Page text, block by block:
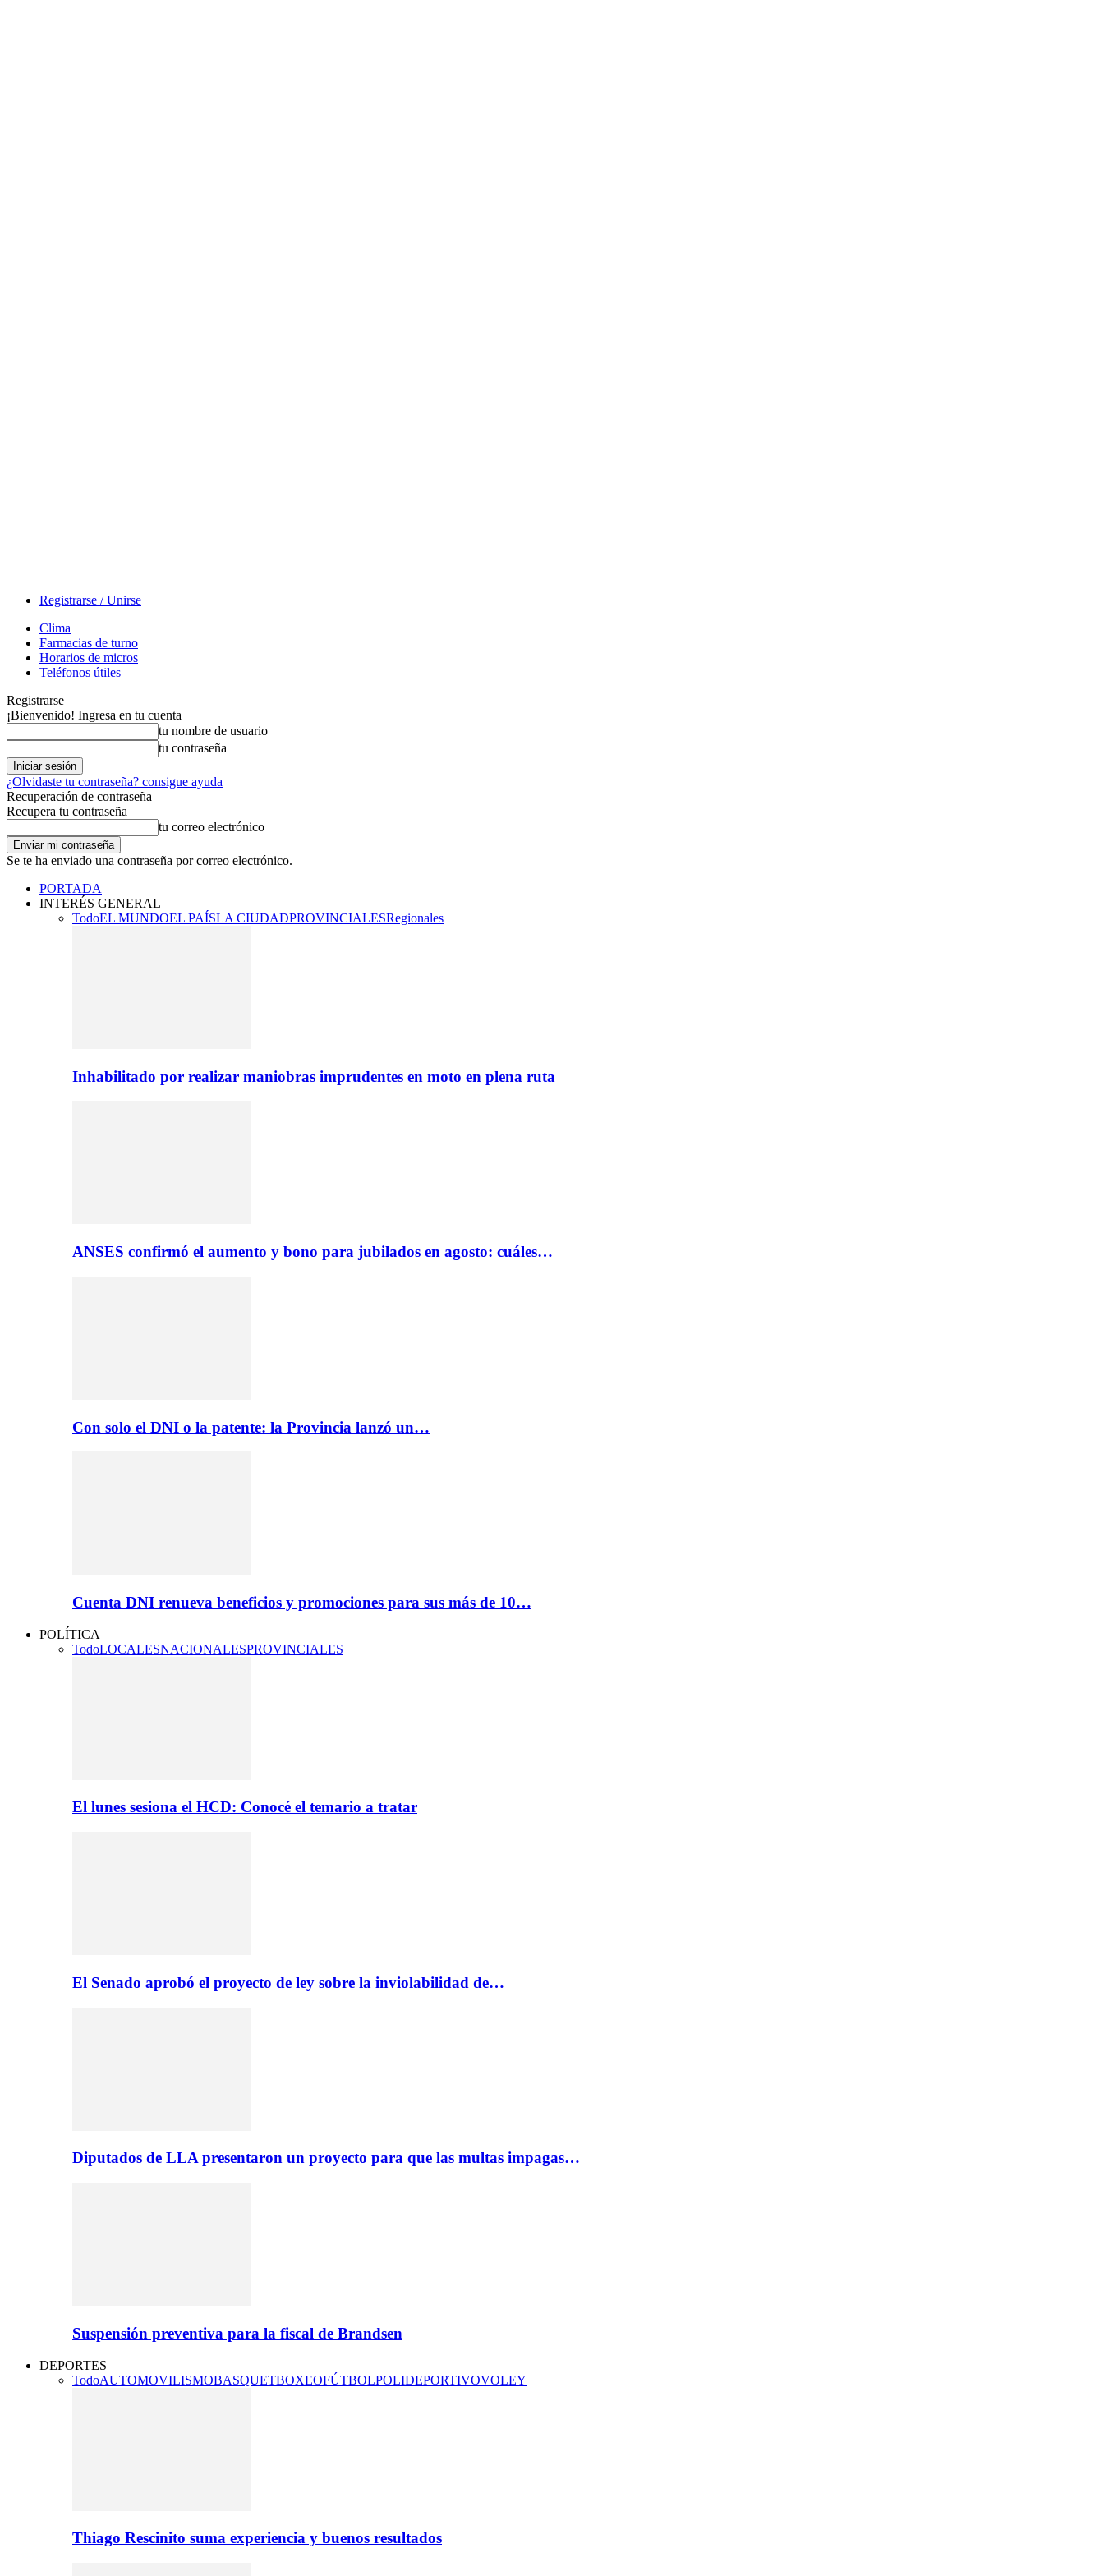
Registrarse / Unirse
Clima
Farmacias de turno
Horarios de micros
Teléfonos útiles
Registrarse
¡Bienvenido! Ingresa en tu cuenta
tu nombre de usuario
tu contraseña
¿Olvidaste tu contraseña? consigue ayuda
Recuperación de contraseña
Recupera tu contraseña
tu correo electrónico
Se te ha enviado una contraseña por correo electrónico.
PORTADA
INTERÉS GENERAL
TodoEL MUNDOEL PAÍSLA CIUDADPROVINCIALESRegionales
Inhabilitado por realizar maniobras imprudentes en moto en plena ruta
ANSES confirmó el aumento y bono para jubilados en agosto: cuáles…
Con solo el DNI o la patente: la Provincia lanzó un…
Cuenta DNI renueva beneficios y promociones para sus más de 10…
POLÍTICA
TodoLOCALESNACIONALESPROVINCIALES
El lunes sesiona el HCD: Conocé el temario a tratar
El Senado aprobó el proyecto de ley sobre la inviolabilidad de…
Diputados de LLA presentaron un proyecto para que las multas impagas…
Suspensión preventiva para la fiscal de Brandsen
DEPORTES
TodoAUTOMOVILISMOBASQUETBOXEOFÚTBOLPOLIDEPORTIVOVOLEY
Thiago Rescinito suma experiencia y buenos resultados